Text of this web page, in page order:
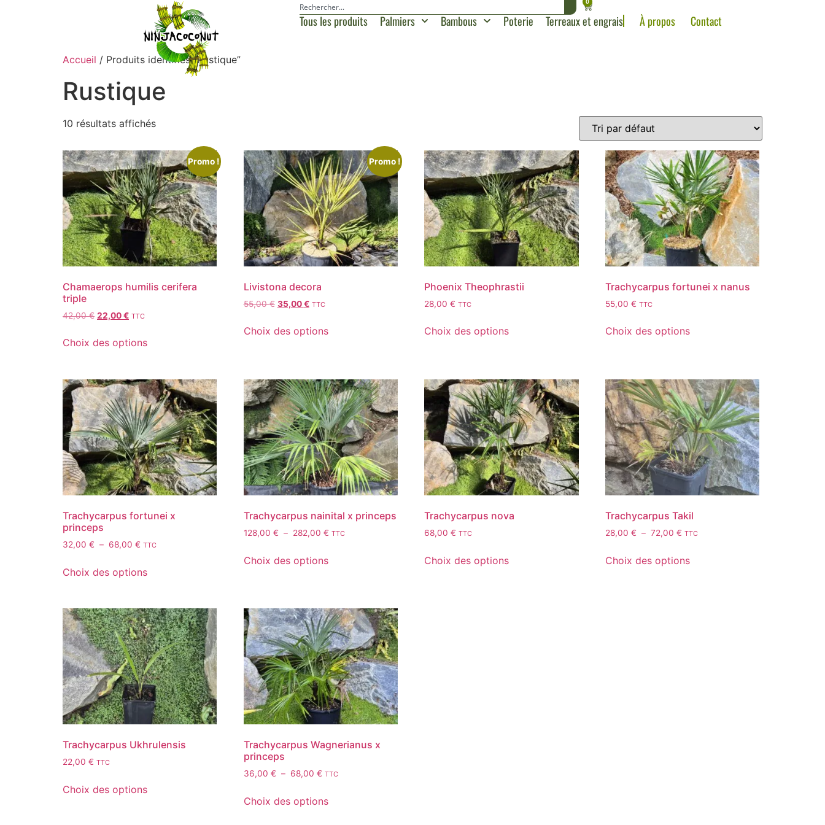
0
Tous les produits Palmiers Bambous Poterie Terreaux et engrais À propos Contact
Accueil / Produits identifiés “Rustique”
Rustique
10 résultats affichés
Promo !
Chamaerops humilis cerifera
triple
42,00€ 22,00€ TTC
Choix des options
Promo !
Livistona decora
55,00€ 35,00€ TTC
Choix des options
Phoenix Theophrastii
28,00€ TTC
Choix des options
Trachycarpus fortunei x nanus
55,00€ TTC
Choix des options
Trachycarpus fortunei x
princeps
32,00 € – 68,00 € TTC
Choix des options
Trachycarpus nainital x princeps
128,00 € – 282,00 € TTC
Choix des options
Trachycarpus nova
68,00€ TTC
Choix des options
Trachycarpus Takil
28,00€ – 72,00€ TTC
Choix des options
Trachycarpus Ukhrulensis
22,00 € TTC
Choix des options
Trachycarpus Wagnerianus x
princeps
36,00 € – 68,00 € TTC
Choix des options